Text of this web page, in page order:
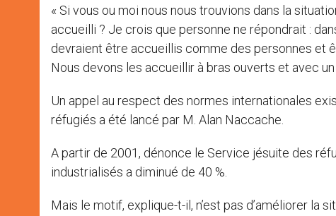
« Si vous ou moi nous nous trouvions dans la
accueilli ? Je crois que personne ne répondrait :
devraient être accueillis comme des personnes et
Nous devons les accueillir à bras ouverts et avec
Un appel au respect des normes internationales
réfugiés a été lancé par M. Alan Naccache.
A partir de 2001, dénonce le Service jésuite des
industrialisés a diminué de 40 %.
Mais le motif, explique-t-il, n’est pas d’améliorer la